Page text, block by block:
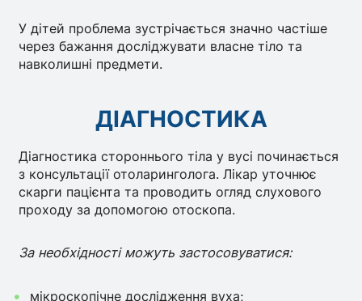
У дітей проблема зустрічається значно частіше
через бажання досліджувати власне тіло та
навколишні предмети.
ДІАГНОСТИКА
Діагностика стороннього тіла у вусі починається
з консультації отоларинголога. Лікар уточнює
скарги пацієнта та проводить огляд слухового
проходу за допомогою отоскопа.
За необхідності можуть застосовуватися:
мікроскопічне дослідження вуха;